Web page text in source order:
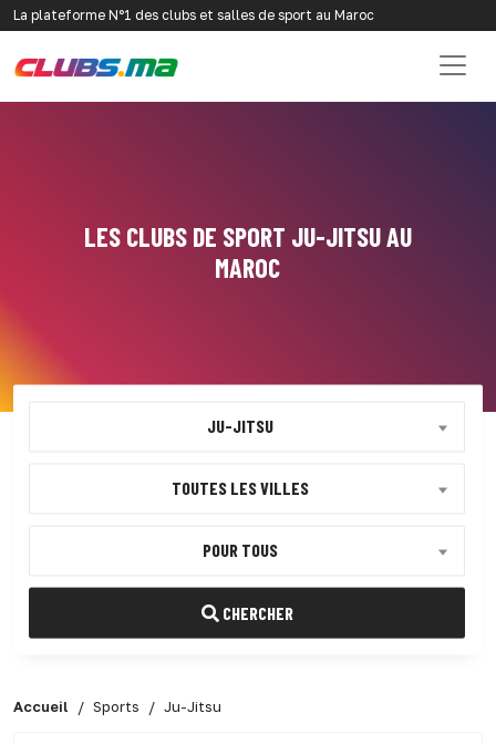
La plateforme N°1 des clubs et salles de sport au Maroc
LES CLUBS DE SPORT JU-JITSU AU
MAROC
JU-JITSU
TOUTES LES VILLES
POUR TOUS
CHERCHER
Accueil Sports Ju-Jitsu